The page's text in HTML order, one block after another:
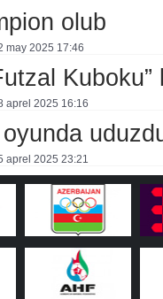
olub
may 2025 17:46
aprel 2025 16:16
aprel 2025 23:21